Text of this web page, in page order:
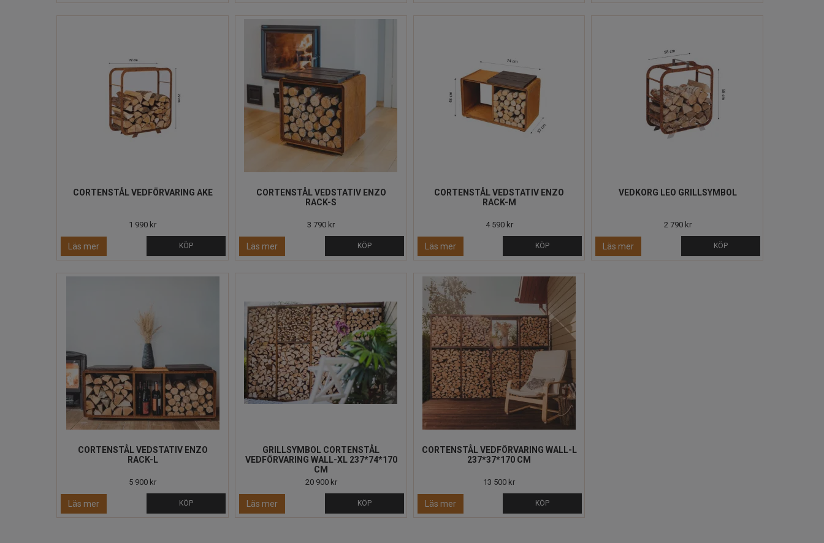
CORTENSTÅL VEDFÖRVARING AKE
1 990 kr
Läs mer KÖP
CORTENSTÅL VEDSTATIV ENZO
RACK-S
3 790 kr
Läs mer KÖP
CORTENSTÅL VEDSTATIV ENZO
RACK-M
4 590 kr
Läs mer KÖP
VEDKORG LEO GRILLSYMBOL
2 790 kr
Läs mer KÖP
CORTENSTÅL VEDSTATIV ENZO
RACK-L
5 900 kr
Läs mer KÖP
GRILLSYMBOL CORTENSTÅL
VEDFÖRVARING WALL-XL 237*74*170
CM
20 900 kr
Läs mer KÖP
CORTENSTÅL VEDFÖRVARING WALL-L
237*37*170 CM
13 500 kr
Läs mer KÖP